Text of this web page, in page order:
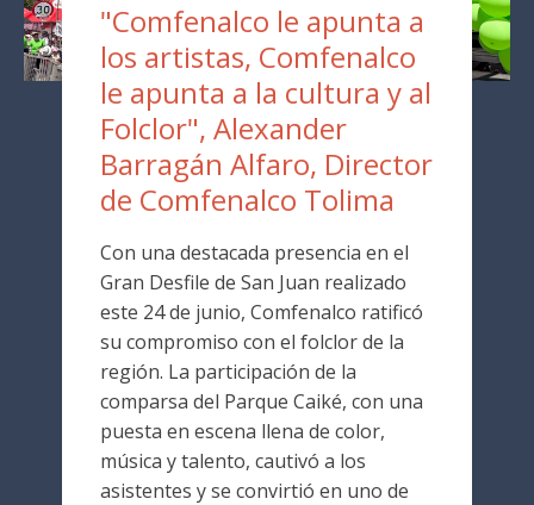
"Comfenalco le apunta a
los artistas, Comfenalco
le apunta a la cultura y al
Folclor", Alexander
Barragán Alfaro, Director
de Comfenalco Tolima
Con una destacada presencia en el
Gran Desfile de San Juan realizado
este 24 de junio, Comfenalco ratificó
su compromiso con el folclor de la
región. La participación de la
comparsa del Parque Caiké, con una
puesta en escena llena de color,
música y talento, cautivó a los
asistentes y se convirtió en uno de